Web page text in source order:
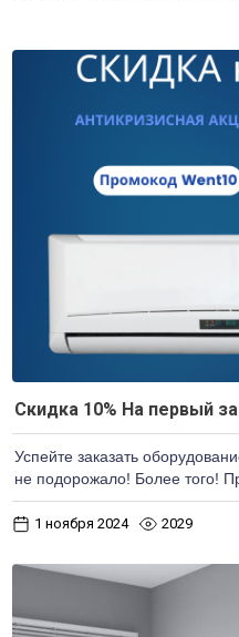
Скидка 10% На первый
Успейте заказать
не подорожало! Более того!
1 ноября 2024 2029